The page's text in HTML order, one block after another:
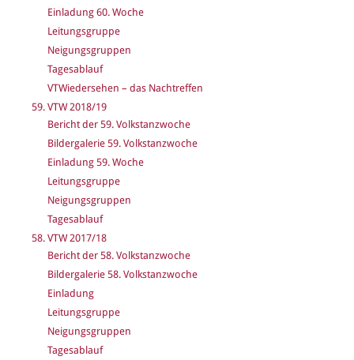
Einladung 60. Woche
Leitungsgruppe
Neigungsgruppen
Tagesablauf
VTWiedersehen – das Nachtreffen
59. VTW 2018/19
Bericht der 59. Volkstanzwoche
Bildergalerie 59. Volkstanzwoche
Einladung 59. Woche
Leitungsgruppe
Neigungsgruppen
Tagesablauf
58. VTW 2017/18
Bericht der 58. Volkstanzwoche
Bildergalerie 58. Volkstanzwoche
Einladung
Leitungsgruppe
Neigungsgruppen
Tagesablauf